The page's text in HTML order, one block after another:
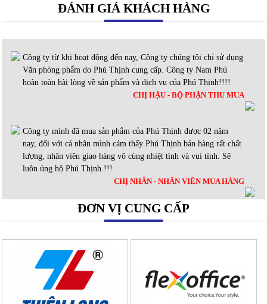
ĐÁNH GIÁ KHÁCH HÀNG
Công ty từ khi hoạt động đến nay, Công ty chúng tôi chỉ sử dụng
Văn phòng phẩm do Phú Thịnh cung cấp. Công ty Nam Phú
hoàn toàn hài lòng về sản phẩm và dịch vụ của Phú Thịnh!!!!
CHỊ HẬU - BỘ PHẬN THU MUA
Công ty mình đã mua sản phẩm của Phú Thịnh được 02 năm
nay, đối với cá nhân mình cảm thấy Phú Thịnh bán hàng rất chất
lượng, nhân viên giao hàng vô cùng nhiệt tình và vui tính. Sẽ
luôn ủng hộ Phú Thịnh !!!
CHỊ NHÂN - NHÂN VIÊN MUA HÀNG
ĐƠN VỊ CUNG CẤP